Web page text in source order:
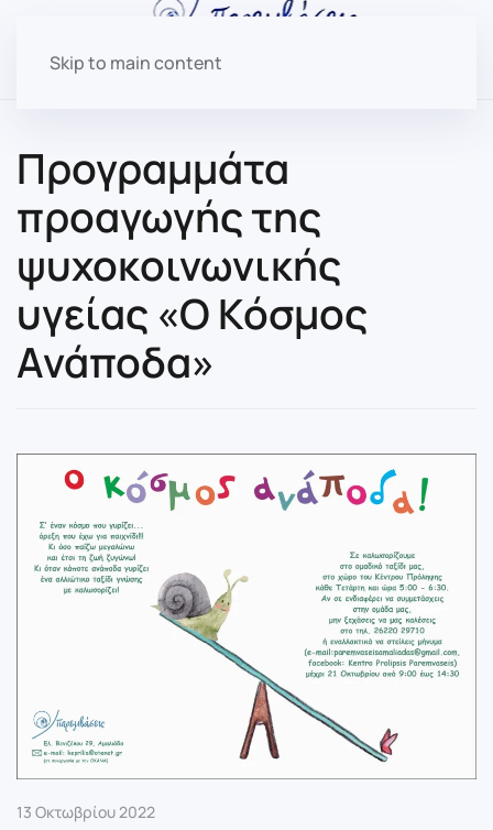
Skip to main content
Προγραμμάτα
προαγωγής της
ψυχοκοινωνικής
υγείας «Ο Κόσμος
Ανάποδα»
13 Οκτωβρίου 2022